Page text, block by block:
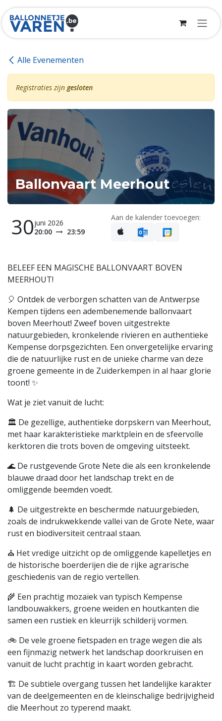
Overslaan naar inhoud
Alle Evenementen
Registraties zijn gesloten
Ballonvaart Meerhout
30juni 2026
20:00
23:59
Aan de kalender toevoegen:
BELEEF EEN MAGISCHE BALLONVAART BOVEN
MEERHOUT!
🎈 Ontdek de verborgen schatten van de Antwerpse
Kempen tijdens een adembenemende ballonvaart
boven Meerhout! Zweef boven uitgestrekte
natuurgebieden, kronkelende rivieren en authentieke
Kempense dorpsgezichten. Een onvergetelijke ervaring
die de natuurlijke rust en de unieke charme van deze
groene gemeente in de Zuiderkempen in al haar glorie
toont! ✨
Wat je ziet vanuit de lucht:
🏛️ De gezellige, authentieke dorpskern van Meerhout,
met haar karakteristieke marktplein en de sfeervolle
kerktoren die trots boven de omgeving uitsteekt.
🌊 De rustgevende Grote Nete die als een kronkelende
blauwe draad door het landschap trekt en de
omliggende beemden voedt.
🌲 De uitgestrekte en beschermde natuurgebieden,
zoals de indrukwekkende vallei van de Grote Nete, waar
rust en biodiversiteit centraal staan.
⛪ Het vredige uitzicht op de omliggende kapelletjes en
de historische boerderijen die de rijke agrarische
geschiedenis van de regio vertellen.
🌾 Een prachtig mozaïek van typisch Kempense
landbouwakkers, groene weiden en houtkanten die
samen een rustiek en kleurrijk schilderij vormen.
🚲 De vele groene fietspaden en trage wegen die als
een fijnmazig netwerk het landschap doorkruisen en
vanuit de lucht prachtig in kaart worden gebracht.
🏗️ De subtiele overgang tussen het landelijke karakter
van de deelgemeenten en de kleinschalige bedrijvigheid
die Meerhout zo typerend maakt.